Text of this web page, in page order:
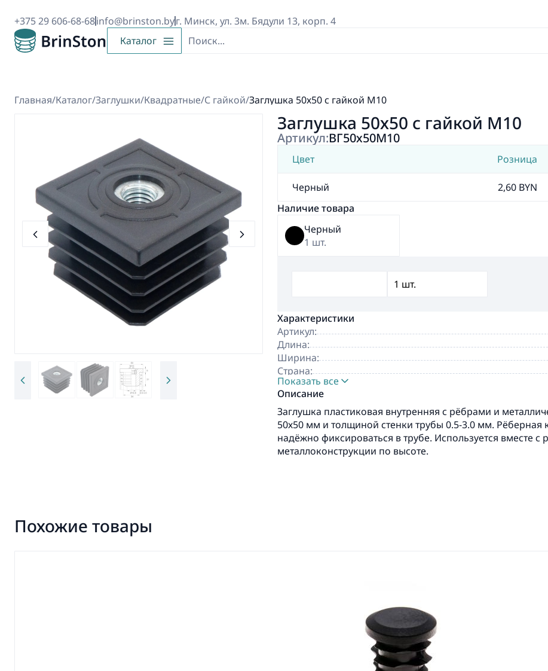
+375 29 606-68-68info@brinston.byг. Минск, ул. 3м. Бядули 13, корп. 4
Каталог
Главная/Каталог/Заглушки/Квадратные/С гайкой/Заглушка 50х50 с гайкой М10
Заглушка 50х50 с гайкой М10
Артикул:ВГ50х50М10
Цвет Розница
Черный 2,60 BYN
Наличие товара
Черный
1 шт.
Характеристики
Артикул:
Длина:
Ширина:
Страна:
Производитель:
Показать все
Описание
Заглушка пластиковая внутренняя с рёбрами и
50х50 мм и толщиной стенки трубы 0.5-3.0 мм. Рёберная
надёжно фиксироваться в трубе. Используется вместе
металлоконструкции по высоте.
Похожие товары